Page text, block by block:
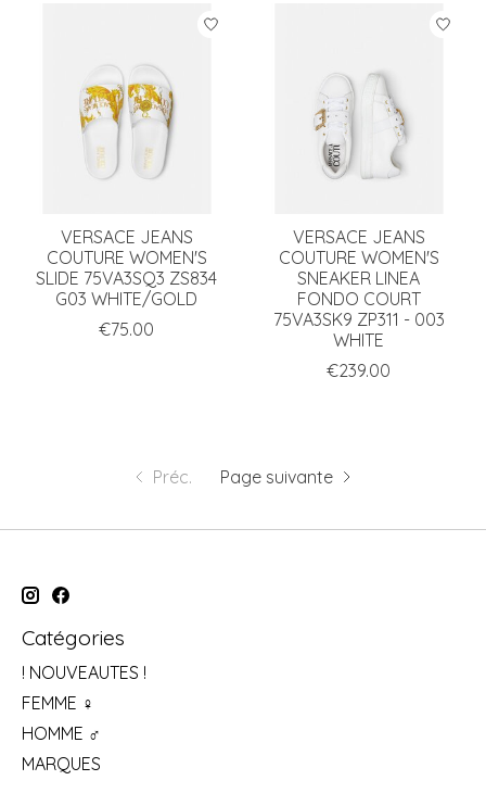
VERSACE JEANS
COUTURE WOMEN'S
SLIDE 75VA3SQ3 ZS834
G03 WHITE/GOLD
€75.00
VERSACE JEANS
COUTURE WOMEN'S
SNEAKER LINEA
FONDO COURT
75VA3SK9 ZP311 - 003
WHITE
€239.00
Préc. Page suivante
Catégories
! NOUVEAUTES !
FEMME ♀
HOMME ♂
MARQUES